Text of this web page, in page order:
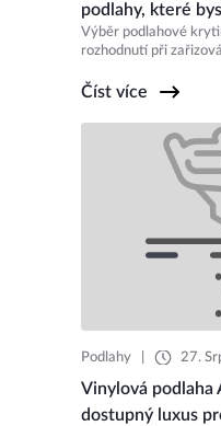
podlahy, které
Výběr podlahové
rozhodnutí při
Číst více
Podlahy 27.
Vinylová podlaha
dostupný luxus